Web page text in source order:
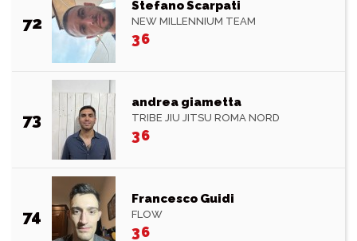
72
Stefano Scarpati
NEW MILLENNIUM TEAM
36
73
andrea giametta
TRIBE JIU JITSU ROMA NORD
36
74
Francesco Guidi
FLOW
36